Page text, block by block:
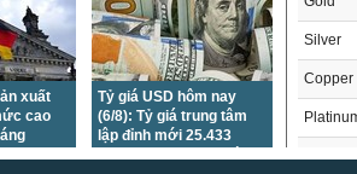
xuất
cao
Tỷ giá USD hôm nay
(6/8): Tỷ giá trung tâm
lập đỉnh mới 25.433
Silver
Copper